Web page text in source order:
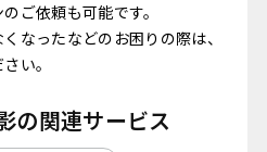
ご依頼も可能です。
なったなどのお困りの際は、
い。
の関連サービス